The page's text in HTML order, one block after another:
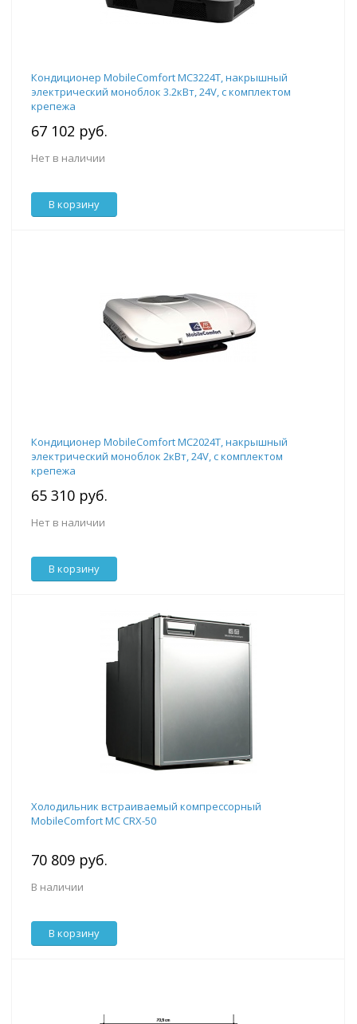
Кондиционер MobileComfort MC3224T, накрышный
электрический моноблок 3.2кВт, 24V, с комплектом
крепежа
67 102 руб.
Нет в наличии
В корзину
Кондиционер MobileComfort MC2024T, накрышный
электрический моноблок 2кВт, 24V, с комплектом
крепежа
65 310 руб.
Нет в наличии
В корзину
Холодильник встраиваемый компрессорный
MobileComfort MC CRX-50
70 809 руб.
В наличии
В корзину